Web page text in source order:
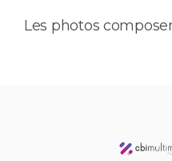
Les photos